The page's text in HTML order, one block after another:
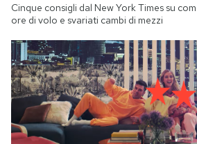
Cinque consigli dal New York Times su
ore di volo e svariati cambi di mezzi